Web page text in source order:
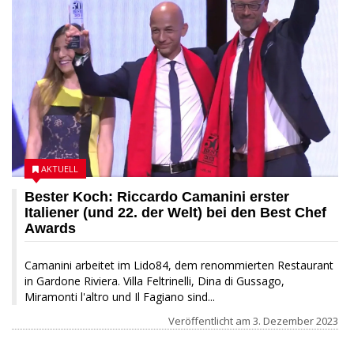
Bester Koch: Riccardo Camanini erster
Italiener (und 22. der Welt) bei den Best Chef
Awards
Camanini arbeitet im Lido84, dem renommierten Restaurant
in Gardone Riviera. Villa Feltrinelli, Dina di Gussago,
Miramonti l'altro und Il Fagiano sind...
AKTUELL
Veröffentlicht am 3. Dezember 2023